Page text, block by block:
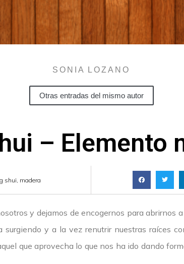
SONIA LOZANO
Otras entradas del mismo autor
– Elemento
shui madera
y dejamos de encogernos para abrirnos
surgiendo y a la vez renutrir nuestras raíces
que aprovecha lo que nos ha ido dando